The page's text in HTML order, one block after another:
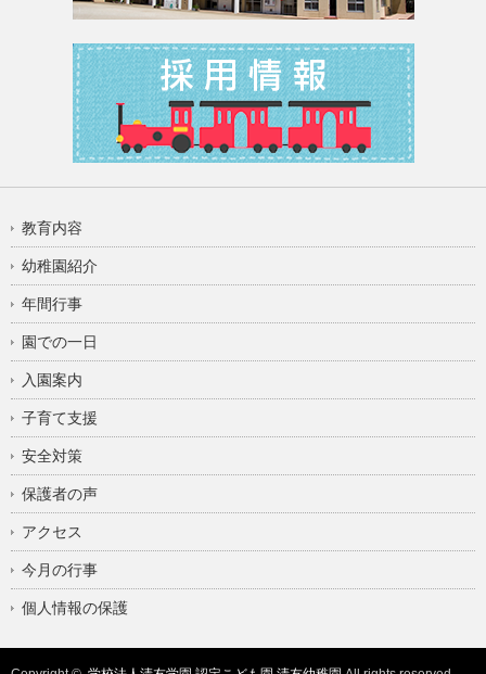
教育内容
幼稚園紹介
年間行事
園での一日
入園案内
子育て支援
安全対策
保護者の声
アクセス
今月の行事
個人情報の保護